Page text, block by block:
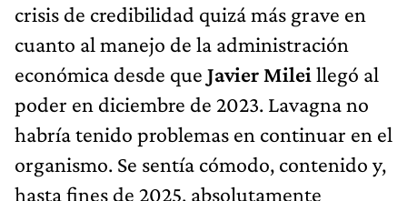
crisis de credibilidad quizá más grave en
cuanto al manejo de la administración
económica desde que Javier Milei llegó al
poder en diciembre de 2023. Lavagna no
habría tenido problemas en continuar en el
organismo. Se sentía cómodo, contenido y,
hasta fines de 2025, absolutamente